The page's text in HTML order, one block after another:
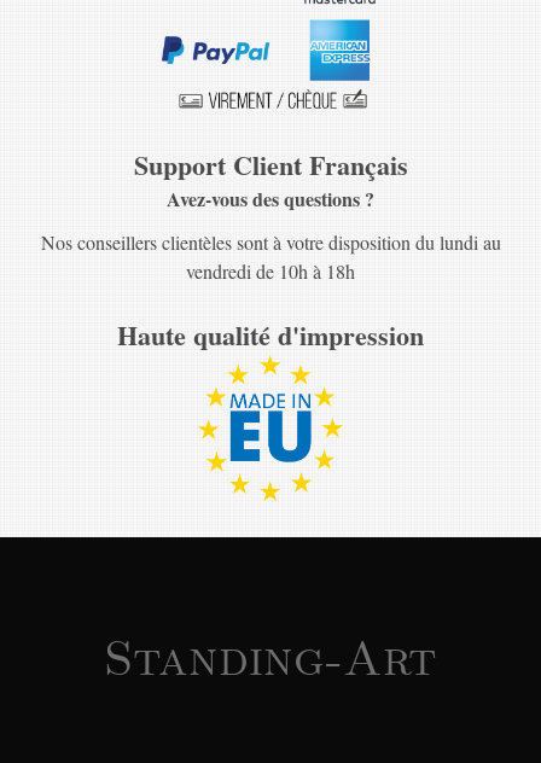
Support Client Français
Avez-vous des questions ?
Nos conseillers clientèles sont à votre disposition du lundi au
vendredi de 10h à 18h
Haute qualité d'impression
Standing-Art